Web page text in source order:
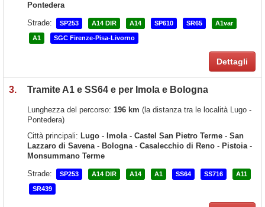
Pontedera
Strade:
SP253 A14 DIR A14 SP610 SR65 A1var
A1 SGC Firenze-Pisa-Livorno
Dettagli
3. Tramite A1 e SS64 e per Imola e Bologna
Lunghezza del percorso: 196 km (la distanza tra le località Lugo -
Pontedera)
Città principali: Lugo - Imola- Castel San Pietro Terme - San
Lazzaro di Savena- Bologna- Casalecchio di Reno - Pistoia-
Monsummano Terme
Strade:
SP253 A14 DIR A14 A1 SS64 SS716 A11
SR439